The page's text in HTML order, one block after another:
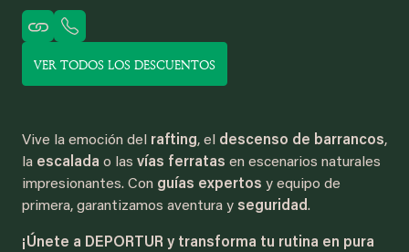
VER TODOS LOS DESCUENTOS
Vive la emoción del rafting, el descenso de barrancos,
la escalada o las vías ferratas en escenarios naturales
impresionantes. Con guías expertos y equipo de
primera, garantizamos aventura y seguridad.
¡Únete a DEPORTUR y transforma tu rutina en pura